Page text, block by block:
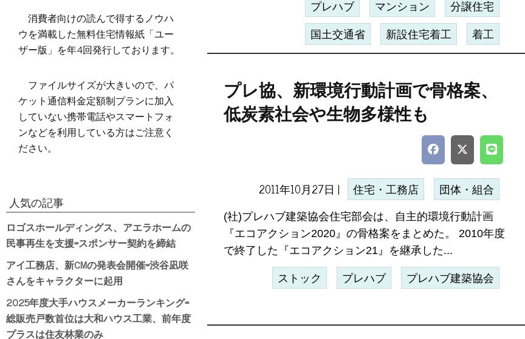
プレハブ マンション 分譲住宅
国土交通省 新設住宅着工 着工
プレ協、新環境行動計画で骨格案、
低炭素社会や生物多様性も
2011年10月27日 | 住宅・工務店 団体・組合
(社)プレハブ建築協会住宅部会は、自主的環境行動計画
『エコアクション2020』の骨格案をまとめた。 2010年度
で終了した『エコアクション21』を継承した...
ストック プレハブ プレハブ建築協会
消費者向けの読んで得するノウハ
ウを満載した無料住宅情報紙「ユー
ザー版」を年4回発行しております。
ファイルサイズが大きいので、パ
ケット通信料金定額制プランに加入
していない携帯電話やスマートフォ
ンなどを利用している方はご注意く
ださい。
人気の記事
ロゴスホールディングス、アエラホームの
民事再生を支援=スポンサー契約を締結
アイ工務店、新CMの発表会開催=渋谷凪咲
さんをキャラクターに起用
2025年度大手ハウスメーカーランキング=
総販売戸数首位は大和ハウス工業、前年度
プラスは住友林業のみ